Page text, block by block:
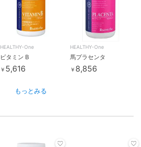
HEALTHY-One
ビタミン B
￥ 5,616
HEALTHY-One
馬プラセンタ
￥ 8,856
もっとみる